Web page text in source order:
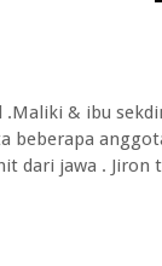
.Maliki & ibu
beberapa
dari jawa . Jiron